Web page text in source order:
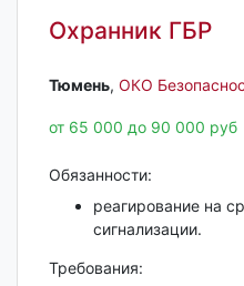
Охранник ГБР
Тюмень‎, ОКО
от 65 000 до 90 000 руб
Обязанности:
реагирование на
сигнализации.
Требования: